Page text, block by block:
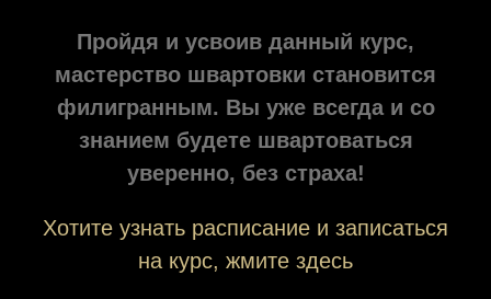
Пройдя и усвоив данный курс,
мастерство швартовки становится
филигранным. Вы уже всегда и со
знанием будете швартоваться
уверенно, без страха!
Хотите узнать расписание и записаться
на курс, жмите здесь